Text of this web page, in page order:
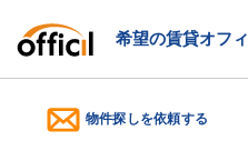
希望の賃貸オフ
物件探しを依頼する